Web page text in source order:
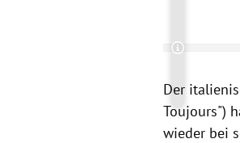
Copyright-
Der
Toujours")
wieder bei